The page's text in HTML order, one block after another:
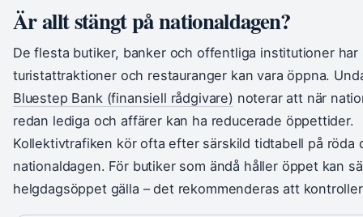
Är allt stängt på nationaldagen?
De flesta butiker, banker och offentliga institutioner
turistattraktioner och restauranger kan vara öppna.
Bluestep Bank (finansiell rådgivare) noterar att när
redan lediga och affärer kan ha reducerade öppettider.
Kollektivtrafiken kör ofta efter särskild tidtabell på röda
nationaldagen. För butiker som ändå håller öppet kan
helgdagsöppet gälla – det rekommenderas att